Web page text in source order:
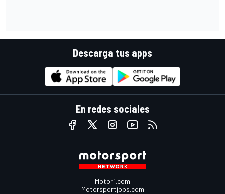
Descarga tus apps
En redes sociales
Motor1.com
Motorsportjobs.com